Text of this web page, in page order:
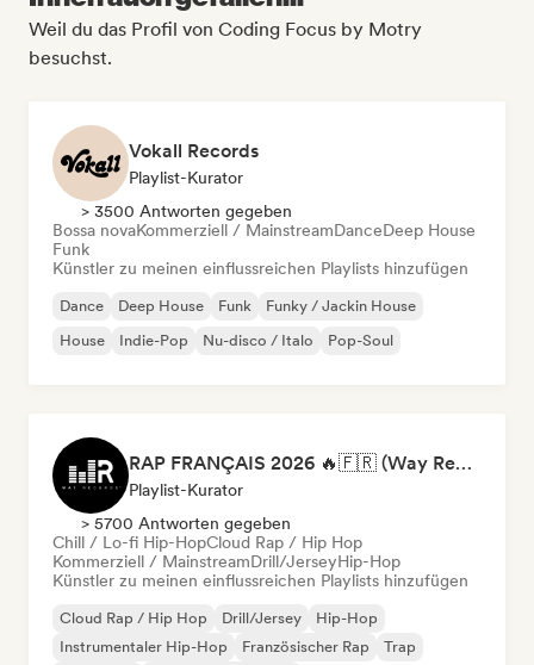
Weil du das Profil von Coding Focus by Motry
besuchst.
Vokall Records
Playlist-Kurator
> 3500 Antworten gegeben
Bossa novaKommerziell / MainstreamDanceDeep House
Funk
Künstler zu meinen einflussreichen Playlists hinzufügen
Dance Deep House Funk
Funky / Jackin House
House
Indie-Pop Nu-disco / Italo Pop-Soul
RAP FRANÇAIS 2026 🔥🇫🇷 (Way Records)
Playlist-Kurator
> 5700 Antworten gegeben
Chill / Lo-fi Hip-HopCloud Rap / Hip Hop
Kommerziell / MainstreamDrill/JerseyHip-Hop
Künstler zu meinen einflussreichen Playlists hinzufügen
Cloud Rap / Hip Hop Drill/Jersey
Hip-Hop
Instrumentaler Hip-Hop
Französischer Rap
Trap